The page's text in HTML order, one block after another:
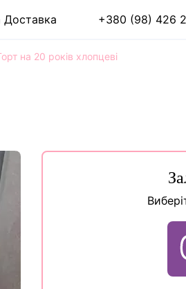
Доставка +380 (98) 426
на 20 років хлопцеві